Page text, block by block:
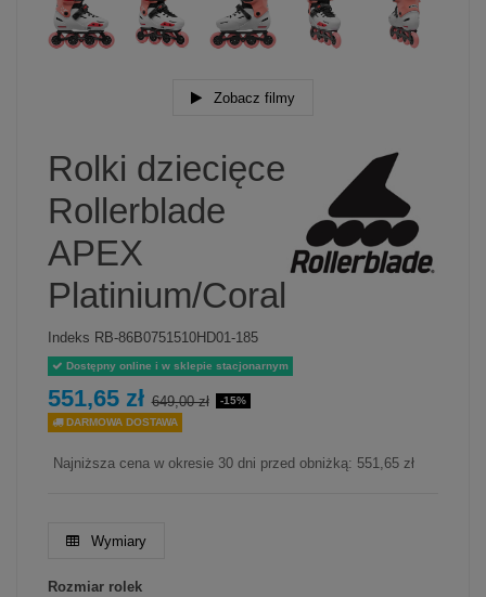
Zobacz filmy
Rolki dziecięce
Rollerblade
APEX
Platinium/Coral
Indeks RB-86B0751510HD01-185
Dostępny online i w sklepie stacjonarnym
551,65 zł 649,00 zł
-15%
DARMOWA DOSTAWA
Najniższa cena w okresie 30 dni przed obniżką: 551,65 zł
Wymiary
Rozmiar rolek